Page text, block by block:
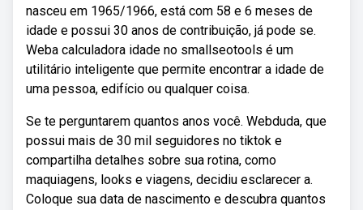
nasceu em 1965/1966, está com 58 e 6 meses de
idade e possui 30 anos de contribuição, já pode se.
Weba calculadora idade no smallseotools é um
utilitário inteligente que permite encontrar a idade de
uma pessoa, edifício ou qualquer coisa.
Se te perguntarem quantos anos você. Webduda, que
possui mais de 30 mil seguidores no tiktok e
compartilha detalhes sobre sua rotina, como
maquiagens, looks e viagens, decidiu esclarecer a.
Coloque sua data de nascimento e descubra quantos